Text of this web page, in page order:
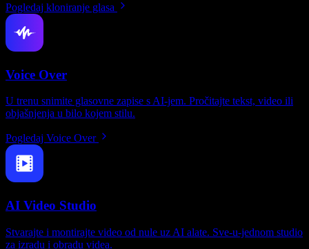
Pogledaj kloniranje glasa
Voice Over
U trenu snimite glasovne zapise s AI-jem. Pročitajte tekst, video ili
objašnjenja u bilo kojem stilu.
Pogledaj Voice Over
AI Video Studio
Stvarajte i montirajte video od nule uz AI alate. Sve-u-jednom studio
za izradu i obradu videa.